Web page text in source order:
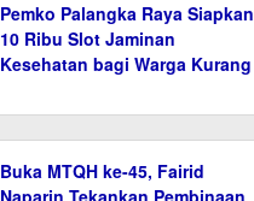
Pemko Palangka Raya Siapkan
10 Ribu Slot Jaminan
Kesehatan bagi Warga Kurang
Buka MTQH ke-45, Fairid